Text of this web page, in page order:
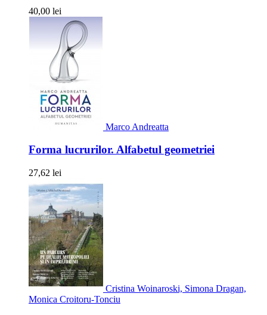
40,00 lei
Marco Andreatta
Forma lucrurilor. Alfabetul geometriei
27,62 lei
Cristina Woinaroski, Simona Dragan,
Monica Croitoru-Tonciu